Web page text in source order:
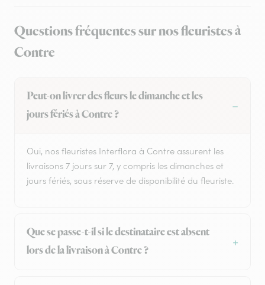
Questions fréquentes sur nos fleuristes à
Contre
Peut-on livrer des fleurs le dimanche et les
jours fériés à Contre ?
Oui, nos fleuristes Interflora à Contre assurent les
livraisons 7 jours sur 7, y compris les dimanches et
jours fériés, sous réserve de disponibilité du fleuriste.
Que se passe-t-il si le destinataire est absent
lors de la livraison à Contre ?